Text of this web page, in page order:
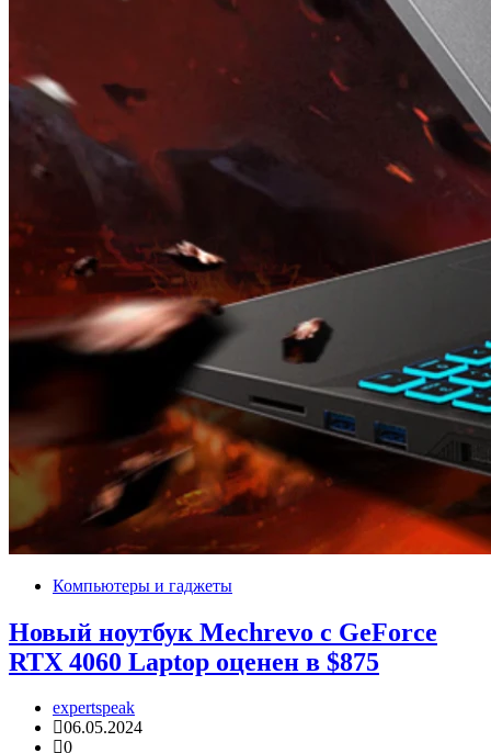
Компьютеры и гаджеты
Новый ноутбук Mechrevo с GeForce
RTX 4060 Laptop оценен в $875
expertspeak
06.05.2024
0